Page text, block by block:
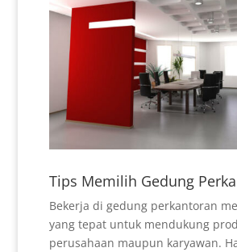
Tips Memilih Gedung
Bekerja di gedung perkantoran
yang tepat untuk mendukung
perusahaan maupun karyawan.